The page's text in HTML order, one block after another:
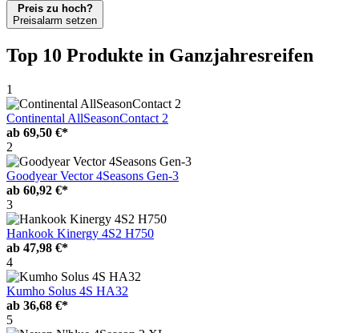
Preis zu hoch?
Preisalarm setzen
Top 10 Produkte in Ganzjahresreifen
1
Continental AllSeasonContact 2
ab 69,50 €*
2
Goodyear Vector 4Seasons Gen-3
ab 60,92 €*
3
Hankook Kinergy 4S2 H750
ab 47,98 €*
4
Kumho Solus 4S HA32
ab 36,68 €*
5